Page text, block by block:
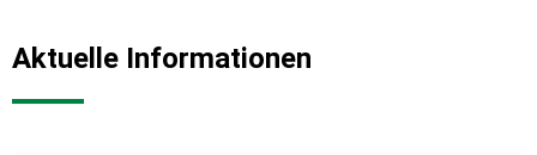
Aktuelle Informationen